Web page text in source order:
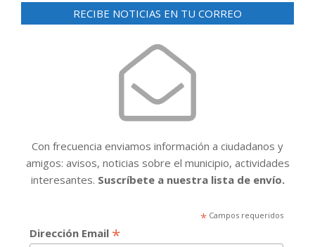
RECIBE NOTICIAS EN TU CORREO
Con frecuencia enviamos información a ciudadanos y
amigos: avisos, noticias sobre el municipio, actividades
interesantes. Suscríbete a nuestra lista de envío.
*Campos requeridos
Dirección Email *